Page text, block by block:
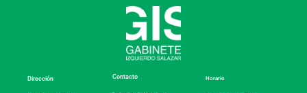
Dirección Contacto Horario